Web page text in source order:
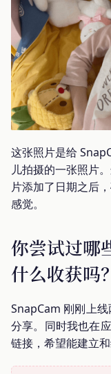
这张照片是给
儿拍摄的一张照片
片添加了日期之后
感觉。
你尝试过哪
什么收获吗？
SnapCam 刚刚上
分享。同时我也在
链接，希望能建立